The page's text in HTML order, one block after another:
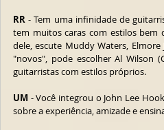
RR - Tem uma infinidade de
tem muitos caras com estilos bem
dele, escute Muddy Waters,
"novos", pode escolher Al Wilson
guitarristas com estilos próprios.
UM - Você integrou o John Lee
sobre a experiência, amizade e